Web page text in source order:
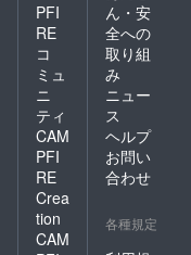
PFI
RE
コ
ミュ
ニ
ティ
CAM
PFI
RE
Crea
tion
CAM
ん・安
全への
取り組
み
ニュー
ス
ヘルプ
お問い
合わせ
各種規定